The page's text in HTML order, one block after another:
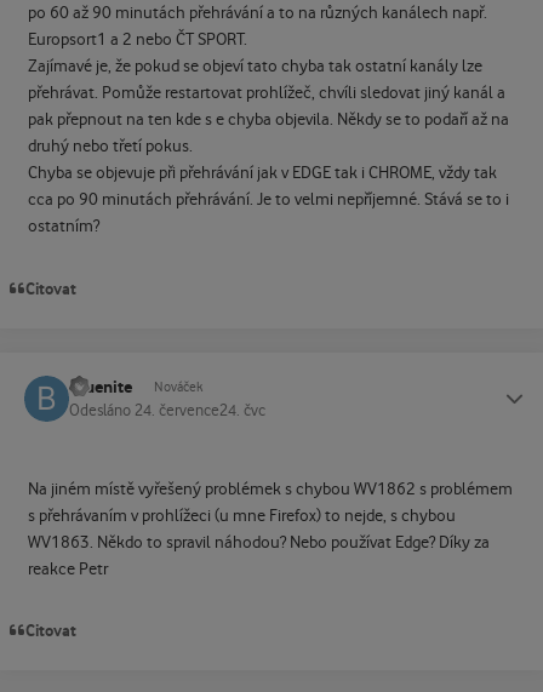
po 60 až 90 minutách přehrávání a to na různých kanálech např.
Europsort1 a 2 nebo ČT SPORT.
Zajímavé je, že pokud se objeví tato chyba tak ostatní kanály lze
přehrávat. Pomůže restartovat prohlížeč, chvíli sledovat jiný kanál a
pak přepnout na ten kde s e chyba objevila. Někdy se to podaří až na
druhý nebo třetí pokus.
Chyba se objevuje při přehrávání jak v EDGE tak i CHROME, vždy tak
cca po 90 minutách přehrávání. Je to velmi nepříjemné. Stává se to i
ostatním?
Citovat
bluenite Nováček
Odesláno 24. července24. čvc
Na jiném místě vyřešený problémek s chybou WV1862 s problémem
s přehrávaním v prohlížeci (u mne Firefox) to nejde, s chybou
WV1863. Někdo to spravil náhodou? Nebo používat Edge? Díky za
reakce Petr
Citovat